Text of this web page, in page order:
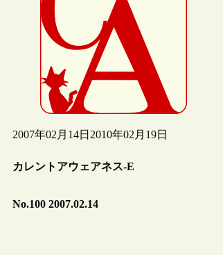
2007年02月14日 2010年02月19日
カレントアウェアネス-E
No.100 2007.02.14